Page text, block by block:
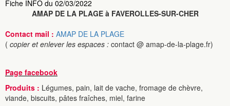
Fiche INFO du 02/03/2022
AMAP DE LA PLAGE à FAVEROLLES-SUR-CHER
Contact mail : AMAP DE LA PLAGE
( copier et enlever les espaces : contact @ amap-de-la-plage.fr)
Page facebook
Produits : Légumes, pain, lait de vache, fromage de chèvre,
viande, biscuits, pâtes fraîches, miel, farine